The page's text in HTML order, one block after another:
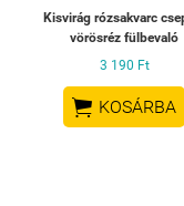
Kisvirág rózsakvarc
vörösréz fülbevaló
3 190 Ft
 KOSÁRBA